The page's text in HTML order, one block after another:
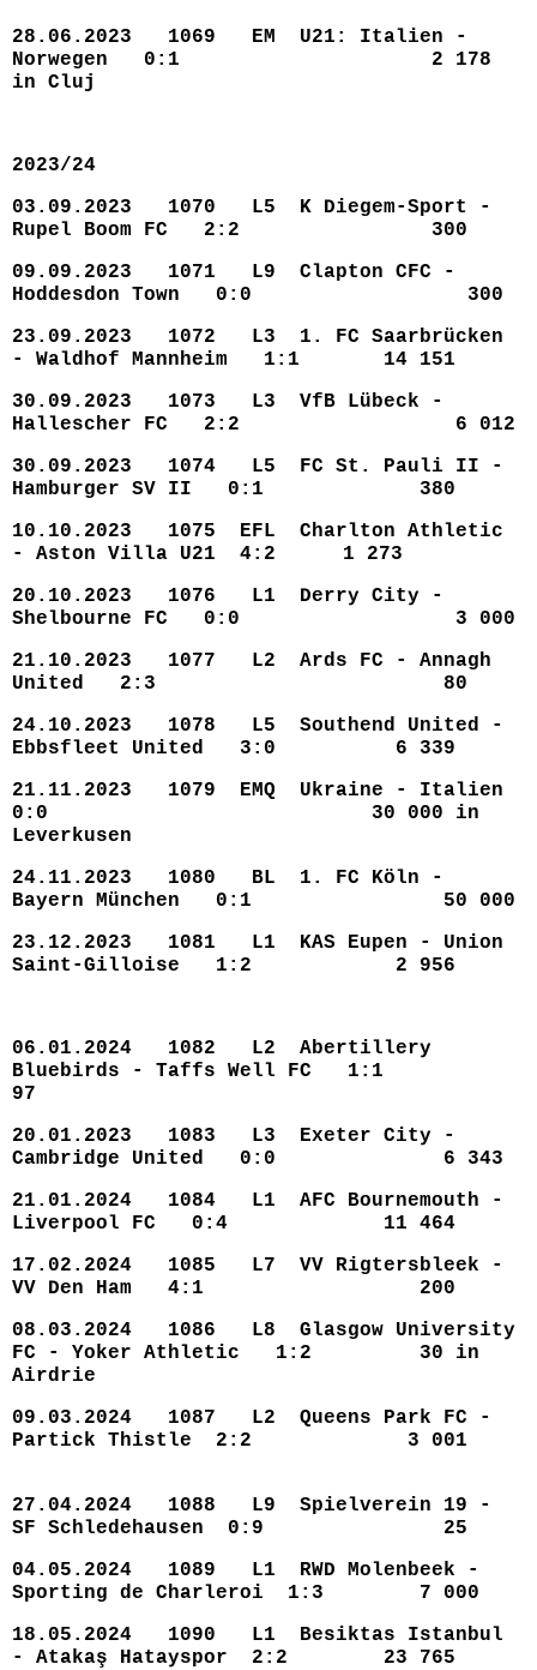
28.06.2023 1069 EM U21: Italien -
Norwegen 0:1 2 178
in Cluj
2023/24
03.09.2023 1070 L5 K Diegem-Sport -
Rupel Boom FC 2:2 300
09.09.2023 1071 L9 Clapton CFC -
Hoddesdon Town 0:0 300
23.09.2023 1072 L3 1. FC Saarbrücken
- Waldhof Mannheim 1:1 14 151
30.09.2023 1073 L3 VfB Lübeck -
Hallescher FC 2:2 6 012
30.09.2023 1074 L5 FC St. Pauli II -
Hamburger SV II 0:1 380
10.10.2023 1075 EFL Charlton Athletic
- Aston Villa U21 4:2
1 273
20.10.2023 1076 L1 Derry City -
Shelbourne FC 0:0 3 000
21.10.2023 1077 L2 Ards FC - Annagh
United 2:3 80
24.10.2023 1078 L5 Southend United -
Ebbsfleet United 3:0 6 339
21.11.2023 1079 EMQ Ukraine - Italien
0:0 30 000 in
Leverkusen
24.11.2023 1080 BL 1. FC Köln -
Bayern München 0:1 50 000
23.12.2023 1081 L1 KAS Eupen - Union
Saint-Gilloise 1:2 2 956
06.01.2024 1082 L2 Abertillery
Bluebirds - Taffs Well FC 1:1
97
20.01.2023 1083 L3 Exeter City -
Cambridge United 0:0 6 343
21.01.2024 1084 L1 AFC Bournemouth -
Liverpool FC 0:4 11 464
17.02.2024 1085 L7 VV Rigtersbleek -
VV Den Ham 4:1 200
08.03.2024 1086 L8 Glasgow University
FC - Yoker Athletic 1:2 30 in
Airdrie
09.03.2024 1087 L2 Queens Park FC -
Partick Thistle 2:2 3 001
27.04.2024 1088 L9 Spielverein 19 -
SF Schledehausen 0:9 25
04.05.2024 1089 L1 RWD Molenbeek -
Sporting de Charleroi 1:3 7 000
18.05.2024 1090 L1 Besiktas Istanbul
- Atakaş Hatayspor 2:2 23 765